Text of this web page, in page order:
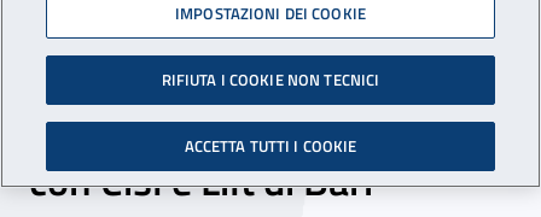
Presentato “Il Vecchio e il
Muro”, il cortometraggio
finanziato da Inail Puglia
con Cisl e Lilt di Bari
IMPOSTAZIONI DEI COOKIE
RIFIUTA I COOKIE NON TECNICI
ACCETTA TUTTI I COOKIE